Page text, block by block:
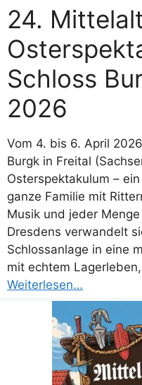
24.
Schloss
2026
Vom 4. bis 6. April
Burgk in Freital
Osterspektakulum –
ganze Familie mit
Musik und jeder
Dresdens verwandelt
Schlossanlage in eine
mit echtem
Weiterlesen…